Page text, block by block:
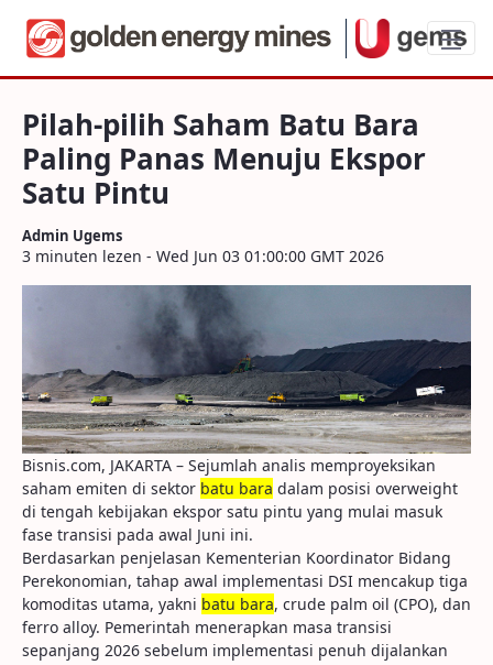
Pilah-pilih Saham Batu Bara Paling
Pilah-pilih Saham Batu Bara
Paling Panas Menuju Ekspor
Satu Pintu
Admin Ugems
3 minuten lezen - Wed Jun 03 01:00:00 GMT 2026
Bisnis.com, JAKARTA – Sejumlah analis memproyeksikan
saham emiten di sektor batu bara dalam posisi overweight
di tengah kebijakan ekspor satu pintu yang mulai masuk
fase transisi pada awal Juni ini.
Berdasarkan penjelasan Kementerian Koordinator Bidang
Perekonomian, tahap awal implementasi DSI mencakup tiga
komoditas utama, yakni batu bara, crude palm oil (CPO), dan
ferro alloy. Pemerintah menerapkan masa transisi
sepanjang 2026 sebelum implementasi penuh dijalankan